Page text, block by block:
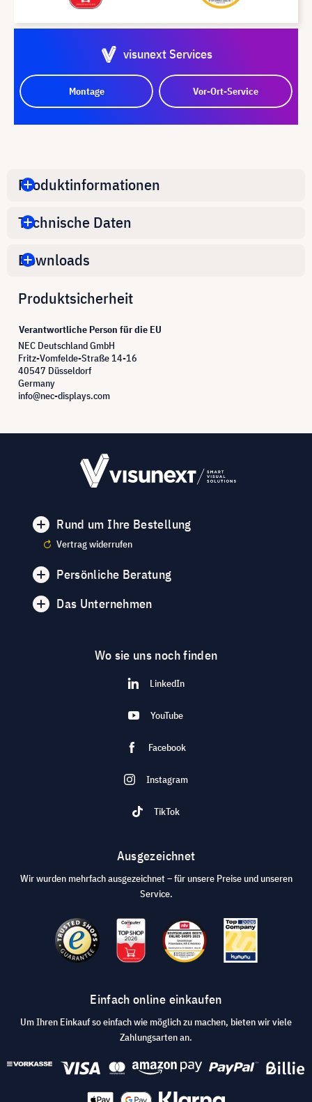
visunext Services
Montage Vor-Ort-Service
Produktinformationen
Technische Daten
Downloads
Produktsicherheit
Verantwortliche Person für die EU
NEC Deutschland GmbH
Fritz-Vomfelde-Straße 14-16
40547 Düsseldorf
Germany
info@nec-displays.com
Rund um Ihre Bestellung
Vertrag widerrufen
Persönliche Beratung
Das Unternehmen
Wo sie uns noch finden
LinkedIn
YouTube
Facebook
Instagram
TikTok
Ausgezeichnet
Wir wurden mehrfach ausgezeichnet – für unsere Preise und unseren
Service.
Einfach online einkaufen
Um Ihren Einkauf so einfach wie möglich zu machen, bieten wir viele
Zahlungsarten an.